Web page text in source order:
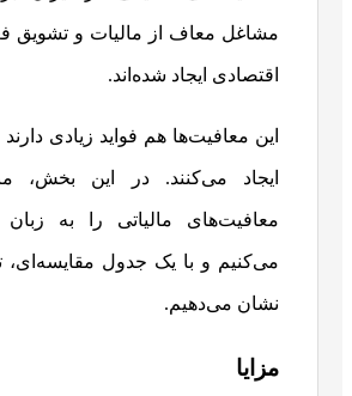
مشاغل معاف از مالیات و تشویق
اقتصادی ایجاد شده‌اند.
این معافیت‌ها هم فواید زیادی
ایجاد می‌کنند. در این بخش،
معافیت‌های مالیاتی را به
می‌کنیم و با یک جدول مقایسه‌ای،
نشان می‌دهیم.
مزایا